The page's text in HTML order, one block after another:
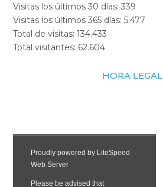
Visitas los últimos 30 días:339
Visitas los últimos 365 días:5.477
Total de visitas:134.433
Total visitantes: 62.604
HORA LEGAL